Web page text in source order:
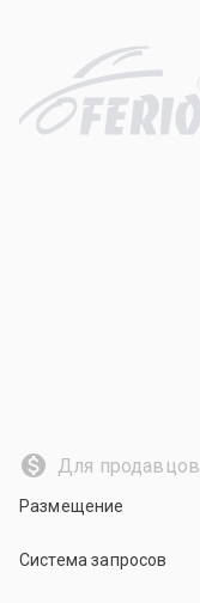
Для продавцов
Размещение
Система запросов